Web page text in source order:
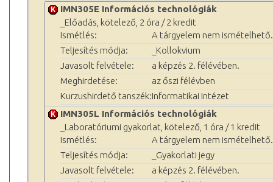
IMN305E Információs technológiák
_Előadás, kötelező, 2 óra / 2 kredit
Ismétlés:
A tárgyelem nem ismételhető.
Teljesítés módja:
_Kollokvium
Javasolt felvétele:
a képzés 2. félévében.
Meghirdetése:
az őszi félévben
Kurzushirdető tanszék:Informatikai Intézet
IMN305L Információs technológiák
_Laboratóriumi gyakorlat, kötelező, 1 óra / 1 kredit
Ismétlés:
A tárgyelem nem ismételhető.
Teljesítés módja:
_Gyakorlati jegy
Javasolt felvétele:
a képzés 2. félévében.